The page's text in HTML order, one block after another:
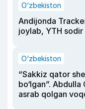
O‘zbekiston
Andijonda
joylab, YTH sodir
O‘zbekiston
“Sakkiz qator
bo‘lgan”.
asrab qolgan